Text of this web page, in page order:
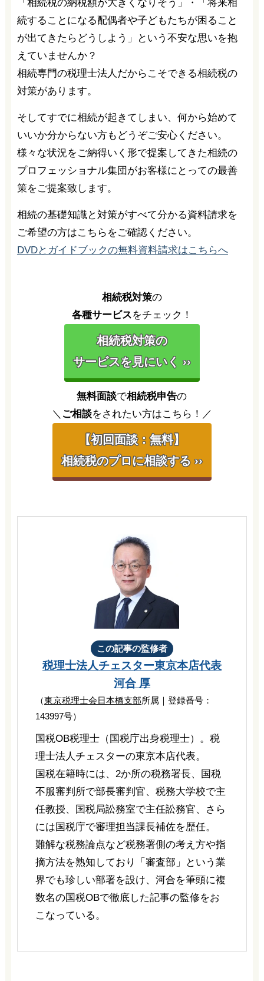
「相続税の納税額が大きくなりそう」・「将来相
続することになる配偶者や子どもたちが困ること
が出てきたらどうしよう」という不安な思いを抱
えていませんか？
相続専門の税理士法人だからこそできる相続税の
対策があります。
そしてすでに相続が起きてしまい、何から始めて
いいか分からない方もどうぞご安心ください。
様々な状況をご納得いく形で提案してきた相続の
プロフェッショナル集団がお客様にとっての最善
策をご提案致します。
相続の基礎知識と対策がすべて分かる資料請求を
ご希望の方はこちらをご確認ください。
DVDとガイドブックの無料資料請求はこちらへ
相続税対策の
各種サービスをチェック！
相続税対策の
サービスを見にいく ››
無料面談で相続税申告の
＼ ご相談をされたい方はこちら！／
【初回面談：無料】
相続税のプロに相談する ››
この記事の監修者
税理士法人チェスター東京本店代表
河合 厚
（東京税理士会日本橋支部所属｜登録番号：
143997号）
国税OB税理士（国税庁出身税理士）。税
理士法人チェスターの東京本店代表。
国税在籍時には、2か所の税務署長、国税
不服審判所で部長審判官、税務大学校で主
任教授、国税局訟務室で主任訟務官、さら
には国税庁で審理担当課長補佐を歴任。
難解な税務論点など税務署側の考え方や指
摘方法を熟知しており「審査部」という業
界でも珍しい部署を設け、河合を筆頭に複
数名の国税OBで徹底した記事の監修をお
こなっている。